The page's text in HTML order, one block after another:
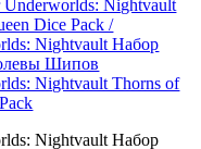
Nightvault Thorns of
Nightvault Набор